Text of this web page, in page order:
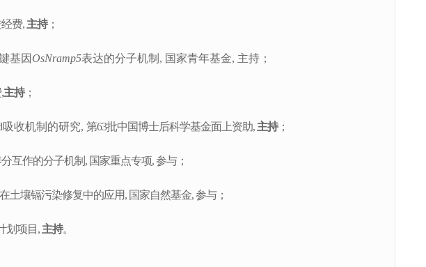
费, 主持；
基因OsNramp5表达的分子机制 , 国家青年基金, 主持 ；
,主持；
吸收机制的研究, 第63批中国博士后科学基金面上资助, 主持；
互作的分子机制 , 国家重点专项,参与；
土壤镉污染修复中的应用, 国家自然基金,参与；
划项目 , 主持。